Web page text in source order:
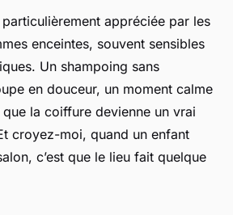
appréciée par les
enceintes, souvent sensibles
Un shampoing sans
en douceur, un moment calme
la coiffure devienne un vrai
croyez-moi, quand un enfant
c’est que le lieu fait quelque